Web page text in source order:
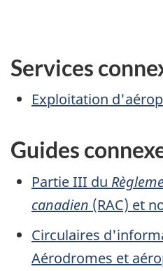
Services
Exploitation
Guides
Partie III du
canadien (RAC) et
Circulaires
Aérodromes et